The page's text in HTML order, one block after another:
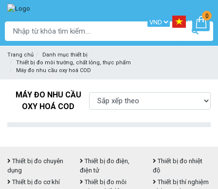
0
Trang chủ
Danh mục thiết bị
Thiết bị đo môi trường, chất lỏng, thực phẩm
Máy đo nhu cầu oxy hoá COD
MÁY ĐO NHU CẦU
OXY HOÁ COD
Thiết bị đo chuyên
dụng
Thiết bị đo điện,
điện tử
Thiết bị đo nhiệt
độ
Thiết bị đo cơ khí
Thiết bị đo môi
Thiết bị thí nghiệm